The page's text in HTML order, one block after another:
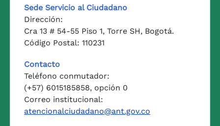
Sede Servicio al Ciudadano
Dirección:
Cra 13 # 54-55 Piso 1, Torre SH, Bogotá.
Código Postal: 110231
Contacto
Teléfono conmutador:
(+57) 6015185858, opción 0
Correo institucional:
atencionalciudadano@ant.gov.co